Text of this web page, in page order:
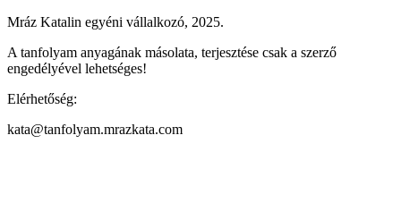
Mráz Katalin egyéni vállalkozó, 2025.
A tanfolyam anyagának másolata, terjesztése csak a szerző
engedélyével lehetséges!
Elérhetőség:
kata@tanfolyam.mrazkata.com